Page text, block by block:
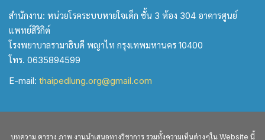
สำนักงาน: หน่วยโรคระบบหายใจเด็ก ชั้น 3 ห้อง 304 อาคารศูนย์
แพทย์สิริกิต์
โรงพยาบาลรามาธิบดี พญาไท กรุงเทพมหานคร 10400
โทร. 0635894599
E-mail: thaipedlung.org@gmail.com
บทความ ตาราง ภาพ งานนำเสนอทางวิชาการ รวมทั้งความเห็นต่างๆใน Website นี้